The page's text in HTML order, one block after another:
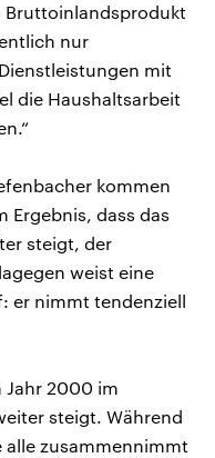
Bruttoinlandsprodukt
nur
mit
die Haushaltsarbeit
kommen
Ergebnis, dass das
steigt, der
weist eine
er nimmt tendenziell
Jahr 2000 im
steigt. Während
alle zusammennimmt